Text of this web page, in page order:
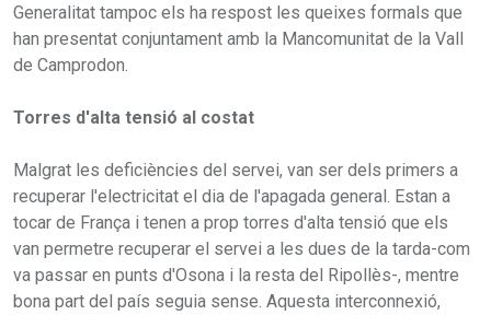
Generalitat tampoc els ha respost les queixes formals que
han presentat conjuntament amb la Mancomunitat de la Vall
de Camprodon.
Torres d'alta tensió al costat
Malgrat les deficiències del servei, van ser dels primers a
recuperar l'electricitat el dia de l'apagada general. Estan a
tocar de França i tenen a prop torres d'alta tensió que els
van permetre recuperar el servei a les dues de la tarda-com
va passar en punts d'Osona i la resta del Ripollès-, mentre
bona part del país seguia sense. Aquesta interconnexió,